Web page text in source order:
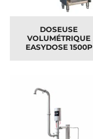
DOSEUSE
VOLUMÉTRIQUE
EASYDOSE 1500P